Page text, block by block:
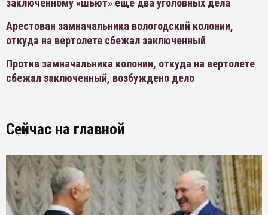
заключенному «шьют» еще два уголовных дела
Арестован замначальника вологодский колонии,
откуда на вертолете сбежал заключенный
Против замначальника колонии, откуда на вертолете
сбежал заключенный, возбуждено дело
Сейчас на главной